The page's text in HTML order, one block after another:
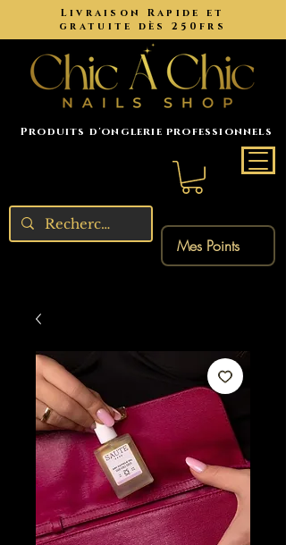
Livraison Rapide et
gratuite dès 250frs
Produits d'onglerie professionnels
Mes Points